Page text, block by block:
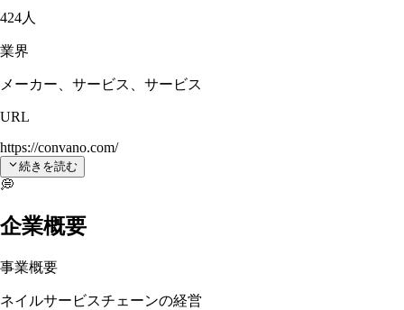
424人
業界
メーカー、サービス、サービス
URL
https://convano.com/
続きを読む
💭
企業概要
事業概要
ネイルサービスチェーンの経営